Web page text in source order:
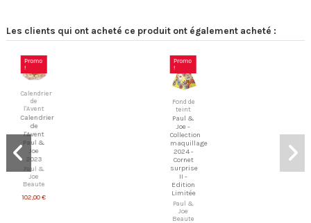
Les clients qui ont acheté ce produit ont également acheté :
Promo
Calendrier
l'Avent
Calendrier
de
l'Avent
Paul &
Joe
2023
Paul &
Joe
Beaute
102,00 €
Promo
Fond de
teint
Paul &
Joe -
Collection
maquillage
2024 -
Cornet
surprise
II -
Edition
Limitée
Paul &
Joe
Beaute